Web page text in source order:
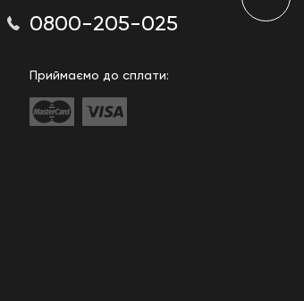
0800-205-025
Приймаємо до сплати: